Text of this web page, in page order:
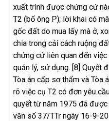
xuất trình được chứng cứ
T2 (bố ông P); lời khai có
gốc đất do mua lấy mà ở,
chia trong cải cách ruộng
chứng cứ liên quan đến
quản lý, sử dụng. [8] Quyết
Tòa án cấp sơ thẩm và Tòa
rõ việc cụ T2 có đơn yêu
quyết từ năm 1975 đã
văn số 37/TTr ngày 16-9-